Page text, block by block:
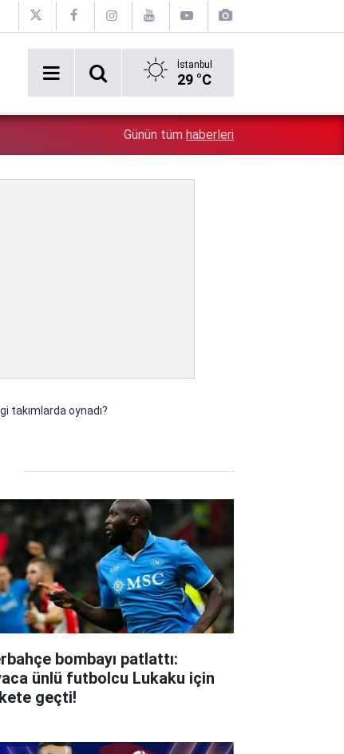
İstanbul
29 °C
Çin'in gözü doymuyor: Altın rezervleri doldu taştı!
Günün tüm haberleri
takımlarda oynadı?
bombayı patlattı:
ünlü futbolcu Lukaku için
geçti!